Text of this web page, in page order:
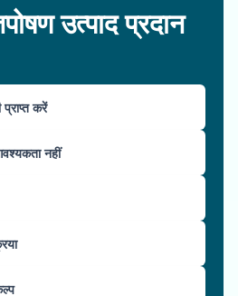
उत्पाद प्रदान
करें
नहीं